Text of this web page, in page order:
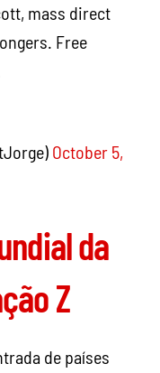
mass direct
Free
October 5,
da
Z
de países